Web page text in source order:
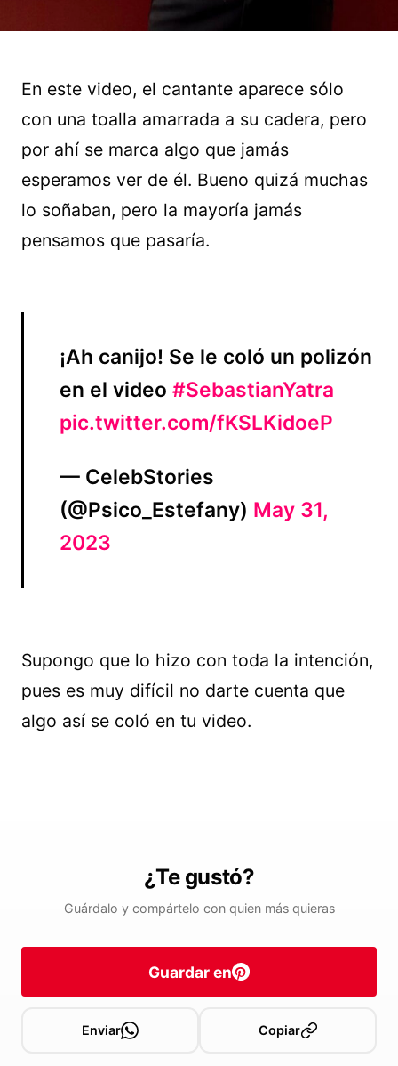
En este video, el cantante aparece sólo
con una toalla amarrada a su cadera, pero
por ahí se marca algo que jamás
esperamos ver de él. Bueno quizá muchas
lo soñaban, pero la mayoría jamás
pensamos que pasaría.
¡Ah canijo! Se le coló un polizón
en el video #SebastianYatra
pic.twitter.com/fKSLKidoeP
— CelebStories
(@Psico_Estefany) May 31,
2023
Supongo que lo hizo con toda la intención,
pues es muy difícil no darte cuenta que
algo así se coló en tu video.
¿Te gustó?
Guárdalo y compártelo con quien más quieras
Guardar en
Enviar Copiar